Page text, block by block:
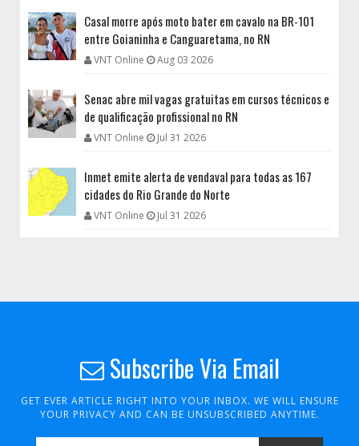
Casal morre após moto bater em cavalo na BR-101
entre Goianinha e Canguaretama, no RN
VNT Online Aug 03 2026
Senac abre mil vagas gratuitas em cursos técnicos e
de qualificação profissional no RN
VNT Online Jul 31 2026
Inmet emite alerta de vendaval para todas as 167
cidades do Rio Grande do Norte
VNT Online Jul 31 2026
Subscribe Via Email
GET EVER ARTICLE RIGHT INTO YOUR INBOX. WE WILL ENSURE
YOUR PRIVACY AND CAN BE UNSUBSCRIBED ANYTIME.